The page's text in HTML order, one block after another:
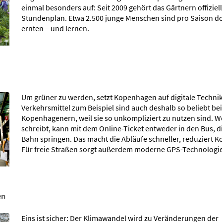
einmal besonders auf: Seit 2009 gehört das Gärtnern
Stundenplan. Etwa 2.500 junge Menschen sind pro Saison
ernten – und lernen.
Um grüner zu werden, setzt Kopenhagen auf digitale
Verkehrsmittel zum Beispiel sind auch deshalb so beliebt
Kopenhagenern, weil sie so unkompliziert zu nutzen sind.
schreibt, kann mit dem Online-Ticket entweder in den Bus,
Bahn springen. Das macht die Abläufe schneller, reduziert
Für freie Straßen sorgt außerdem moderne GPS-
Eins ist sicher: Der Klimawandel wird zu Veränderungen der